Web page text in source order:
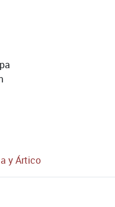
y Ártico